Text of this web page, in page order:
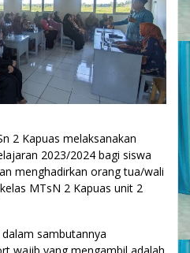
2 Kapuas melaksanakan
2023/2024 bagi siswa
menghadirkan orang tua/wali
MTsN 2 Kapuas unit 2
sambutannya